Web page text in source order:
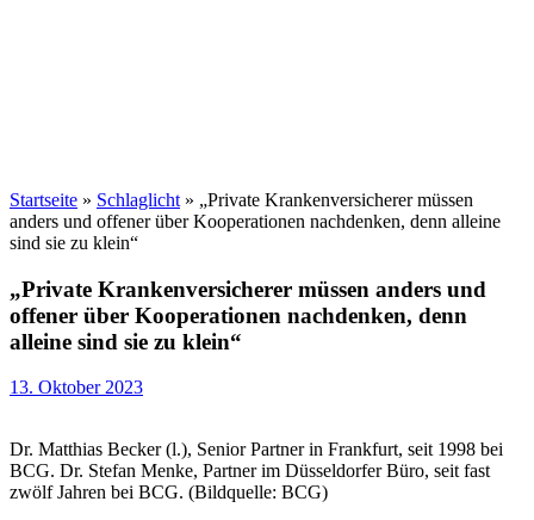
Startseite » Schlaglicht » „Private Krankenversicherer müssen
anders und offener über Kooperationen nachdenken, denn alleine
sind sie zu klein“
„Private Krankenversicherer müssen anders und
offener über Kooperationen nachdenken, denn
alleine sind sie zu klein“
13. Oktober 2023
Dr. Matthias Becker (l.), Senior Partner in Frankfurt, seit 1998 bei
BCG. Dr. Stefan Menke, Partner im Düsseldorfer Büro, seit fast
zwölf Jahren bei BCG. (Bildquelle: BCG)